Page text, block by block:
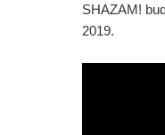
SHAZAM!
2019.